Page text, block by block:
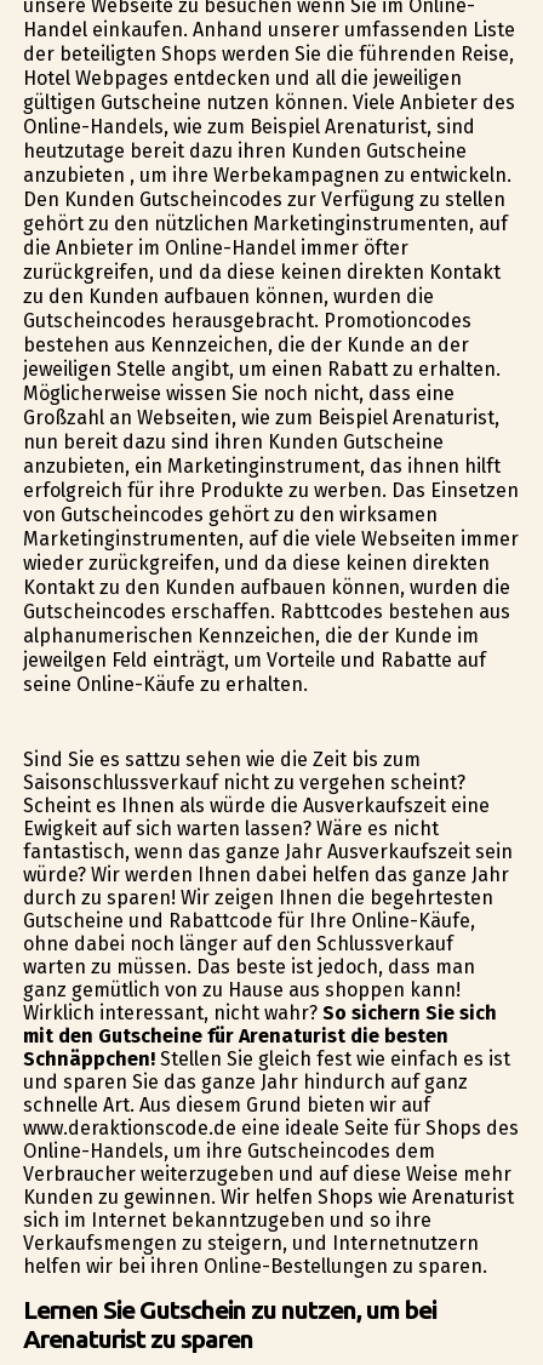
unsere Webseite zu besuchen wenn Sie im Online-
Handel einkaufen. Anhand unserer umfassenden Liste
der beteiligten Shops werden Sie die führenden Reise,
Hotel Webpages entdecken und all die jeweiligen
gültigen Gutscheine nutzen können. Viele Anbieter des
Online-Handels, wie zum Beispiel Arenaturist, sind
heutzutage bereit dazu ihren Kunden Gutscheine
anzubieten , um ihre Werbekampagnen zu entwickeln.
Den Kunden Gutscheincodes zur Verfügung zu stellen
gehört zu den nützlichen Marketinginstrumenten, auf
die Anbieter im Online-Handel immer öfter
zurückgreifen, und da diese keinen direkten Kontakt
zu den Kunden aufbauen können, wurden die
Gutscheincodes herausgebracht. Promotioncodes
bestehen aus Kennzeichen, die der Kunde an der
jeweiligen Stelle angibt, um einen Rabatt zu erhalten.
Möglicherweise wissen Sie noch nicht, dass eine
Großzahl an Webseiten, wie zum Beispiel Arenaturist,
nun bereit dazu sind ihren Kunden Gutscheine
anzubieten, ein Marketinginstrument, das ihnen hilft
erfolgreich für ihre Produkte zu werben. Das Einsetzen
von Gutscheincodes gehört zu den wirksamen
Marketinginstrumenten, auf die viele Webseiten immer
wieder zurückgreifen, und da diese keinen direkten
Kontakt zu den Kunden aufbauen können, wurden die
Gutscheincodes erschaffen. Rabttcodes bestehen aus
alphanumerischen Kennzeichen, die der Kunde im
jeweilgen Feld einträgt, um Vorteile und Rabatte auf
seine Online-Käufe zu erhalten.
Sind Sie es sattzu sehen wie die Zeit bis zum
Saisonschlussverkauf nicht zu vergehen scheint?
Scheint es Ihnen als würde die Ausverkaufszeit eine
Ewigkeit auf sich warten lassen? Wäre es nicht
fantastisch, wenn das ganze Jahr Ausverkaufszeit sein
würde? Wir werden Ihnen dabei helfen das ganze Jahr
durch zu sparen! Wir zeigen Ihnen die begehrtesten
Gutscheine und Rabattcode für Ihre Online-Käufe,
ohne dabei noch länger auf den Schlussverkauf
warten zu müssen. Das beste ist jedoch, dass man
ganz gemütlich von zu Hause aus shoppen kann!
Wirklich interessant, nicht wahr? So sichern Sie sich
mit den Gutscheine für Arenaturist die besten
Schnäppchen!Stellen Sie gleich fest wie einfach es ist
und sparen Sie das ganze Jahr hindurch auf ganz
schnelle Art. Aus diesem Grund bieten wir auf
www.deraktionscode.de eine ideale Seite für Shops des
Online-Handels, um ihre Gutscheincodes dem
Verbraucher weiterzugeben und auf diese Weise mehr
Kunden zu gewinnen. Wir helfen Shops wie Arenaturist
sich im Internet bekanntzugeben und so ihre
Verkaufsmengen zu steigern, und Internetnutzern
helfen wir bei ihren Online-Bestellungen zu sparen.
Lernen Sie Gutschein zu nutzen, um bei
Arenaturist zu sparen